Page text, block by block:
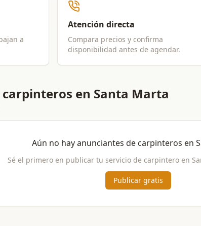
a
Atención directa
Compara precios y confirma
disponibilidad antes de agendar.
en Santa Marta
Aún no hay anunciantes de carpinteros en
Sé el primero en publicar tu servicio de carpintero en
Publicar gratis